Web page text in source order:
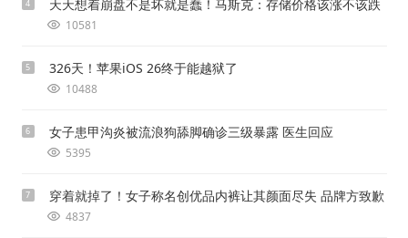
4 天天想着崩盘不是坏就是蠢！马斯克：存储价格该涨不该跌
10581
5 326天！苹果iOS 26终于能越狱了
10488
6 女子患甲沟炎被流浪狗舔脚确诊三级暴露 医生回应
5395
7 穿着就掉了！女子称名创优品内裤让其颜面尽失 品牌方致歉
4837